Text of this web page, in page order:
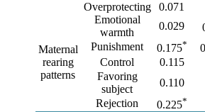
Overprotecting
0.071
Maternal
rearing
patterns
Emotional
warmth
0.029
Punishment
0.175*
Control
0.115
Favoring
subject
0.110
Rejection
0.225*